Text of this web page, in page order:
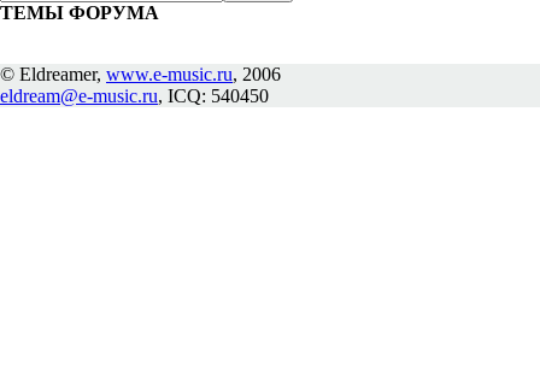
ТЕМЫ ФОРУМА
© Eldreamer, www.e-music.ru, 2006
eldream@e-music.ru, ICQ: 540450